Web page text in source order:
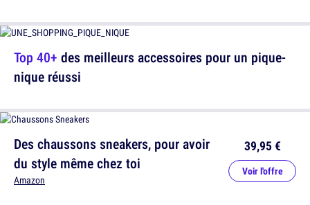
Des chaussons sneakers, pour avoir
du style même chez toi
Amazon
39,95 €
Voir l'offre
Top 40+ des meilleurs accessoires pour un pique-
nique réussi